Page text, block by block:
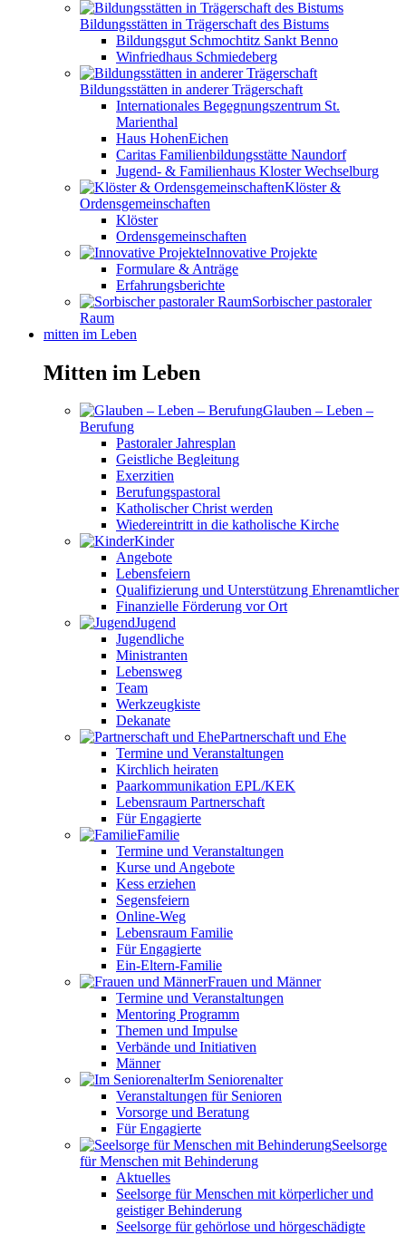
Bildungsstätten in Trägerschaft des Bistums
Bildungsgut Schmochtitz Sankt Benno
Winfriedhaus Schmiedeberg
Bildungsstätten in anderer Trägerschaft
Internationales Begegnungszentrum St.
Marienthal
Haus HohenEichen
Caritas Familienbildungsstätte Naundorf
Jugend- & Familienhaus Kloster Wechselburg
Klöster &
Ordensgemeinschaften
Klöster
Ordensgemeinschaften
Innovative Projekte
Formulare & Anträge
Erfahrungsberichte
Sorbischer pastoraler
Raum
mitten im Leben
Mitten im Leben
Glauben – Leben –
Berufung
Pastoraler Jahresplan
Geistliche Begleitung
Exerzitien
Berufungspastoral
Katholischer Christ werden
Wiedereintritt in die katholische Kirche
Kinder
Angebote
Lebensfeiern
Qualifizierung und Unterstützung Ehrenamtlicher
Finanzielle Förderung vor Ort
Jugend
Jugendliche
Ministranten
Lebensweg
Team
Werkzeugkiste
Dekanate
Partnerschaft und Ehe
Termine und Veranstaltungen
Kirchlich heiraten
Paarkommunikation EPL/KEK
Lebensraum Partnerschaft
Für Engagierte
Familie
Termine und Veranstaltungen
Kurse und Angebote
Kess erziehen
Segensfeiern
Online-Weg
Lebensraum Familie
Für Engagierte
Ein-Eltern-Familie
Frauen und Männer
Termine und Veranstaltungen
Mentoring Programm
Themen und Impulse
Verbände und Initiativen
Männer
Im Seniorenalter
Veranstaltungen für Senioren
Vorsorge und Beratung
Für Engagierte
Seelsorge
für Menschen mit Behinderung
Aktuelles
Seelsorge für Menschen mit körperlicher und
geistiger Behinderung
Seelsorge für gehörlose und hörgeschädigte